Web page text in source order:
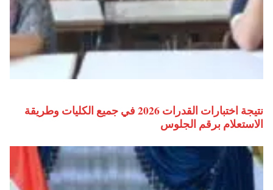
نتيجة اختبارات القدرات 2026 في جميع الكليات وطريقة
الاستعلام برقم الجلوس